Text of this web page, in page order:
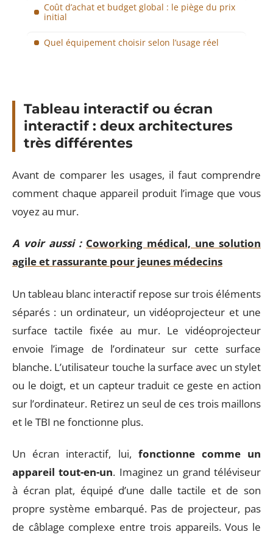
Coût d’achat et budget global : le piège du prix
initial
Quel équipement choisir selon l’usage réel
Tableau interactif ou écran
interactif : deux architectures
très différentes
Avant de comparer les usages, il faut comprendre
comment chaque appareil produit l’image que vous
voyez au mur.
A voir aussi : Coworking médical, une solution
agile et rassurante pour jeunes médecins
Un tableau blanc interactif repose sur trois éléments
séparés : un ordinateur, un vidéoprojecteur et une
surface tactile fixée au mur. Le vidéoprojecteur
envoie l’image de l’ordinateur sur cette surface
blanche. L’utilisateur touche la surface avec un stylet
ou le doigt, et un capteur traduit ce geste en action
sur l’ordinateur. Retirez un seul de ces trois maillons
et le TBI ne fonctionne plus.
Un écran interactif, lui, fonctionne comme un
appareil tout-en-un. Imaginez un grand téléviseur
à écran plat, équipé d’une dalle tactile et de son
propre système embarqué. Pas de projecteur, pas
de câblage complexe entre trois appareils. Vous le